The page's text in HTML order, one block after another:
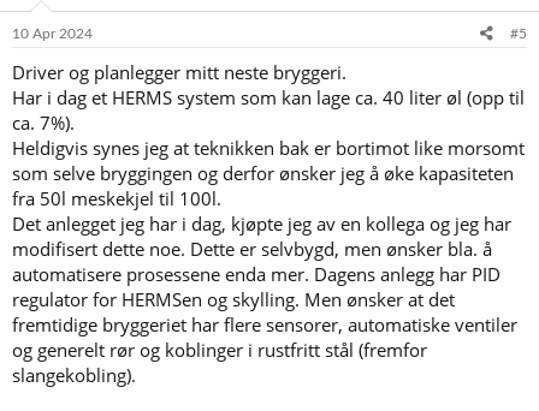
e
:
10 Apr 2024 #5
Driver og planlegger mitt neste bryggeri.
Har i dag et HERMS system som kan lage ca. 40 liter øl (opp til
ca. 7%).
Heldigvis synes jeg at teknikken bak er bortimot like morsomt
som selve bryggingen og derfor ønsker jeg å øke kapasiteten
fra 50l meskekjel til 100l.
Det anlegget jeg har i dag, kjøpte jeg av en kollega og jeg har
modifisert dette noe. Dette er selvbygd, men ønsker bla. å
automatisere prosessene enda mer. Dagens anlegg har PID
regulator for HERMSen og skylling. Men ønsker at det
fremtidige bryggeriet har flere sensorer, automatiske ventiler
og generelt rør og koblinger i rustfritt stål (fremfor
slangekobling).